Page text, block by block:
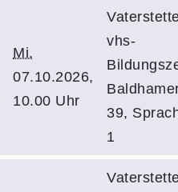
Mi.
07.10.2026,
10.00 Uhr
vhs-
39,
1